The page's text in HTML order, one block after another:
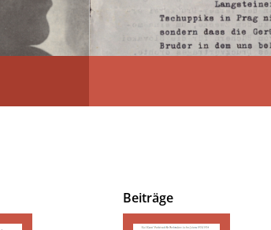
Beiträge